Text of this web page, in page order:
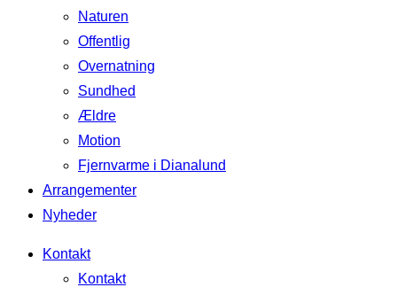
Naturen
Offentlig
Overnatning
Sundhed
Ældre
Motion
Fjernvarme i Dianalund
Arrangementer
Nyheder
Kontakt
Kontakt